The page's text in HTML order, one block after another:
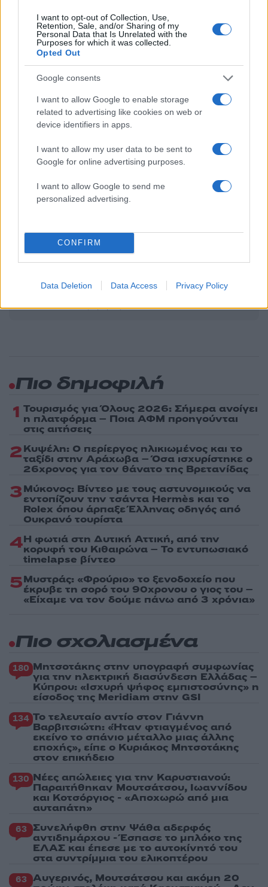
I want to opt-out of Collection, Use,
Retention, Sale, and/or Sharing of my
Personal Data that Is Unrelated with the
Purposes for which it was collected.
Opted Out
Google consents
I want to allow Google to enable storage
related to advertising like cookies on web or
device identifiers in apps.
I want to allow my user data to be sent to
Google for online advertising purposes.
I want to allow Google to send me
personalized advertising.
CONFIRM
Data Deletion Data Access Privacy Policy
Σχολίασε εδώ
50 /50
Υποβολή σχολίου
Όροι Χρήσης. Το site προστατεύεται από reCAPTCHA, ισχύουν
Πολιτική Απορρήτου
& Όροι Χρήσης
ΠΑΣΟΚ
ΨΗΦΟΦΟΡΙΑ
Share:
Ακολουθήστε το Νewsit.gr στοGoogle Newsκαι
τελευταία νέατης ημέρας
Πιο δημοφιλή
1 Τουρισμός για Όλους 2026: Σήμερα ανοίγει
η πλατφόρμα – Ποια ΑΦΜ προηγούνται
στις αιτήσεις
2Κυψέλη: Ο περίεργος ηλικιωμένος και το
ταξίδι στην Αράχωβα – Όσα ισχυρίστηκε ο
26χρονος για τον θάνατο της Βρετανίδας
3Μύκονος: Βίντεο με τους αστυνομικούς να
εντοπίζουν την τσάντα Hermès και το
Rolex όπου άρπαξε Έλληνας οδηγός από
Ουκρανό τουρίστα
4Η φωτιά στη Δυτική Αττική, από την
κορυφή του Κιθαιρώνα – Το εντυπωσιακό
timelapse βίντεο
5Μυστράς: «Φρούριο» το ξενοδοχείο που
έκρυβε τη σορό του 90χρονου ο γιος του –
«Είχαμε να τον δούμε πάνω από 3 χρόνια»
Πιο σχολιασμένα
180 Μητσοτάκης στην υπογραφή συμφωνίας
για την ηλεκτρική διασύνδεση Ελλάδας –
Κύπρου: «Ισχυρή ψήφος εμπιστοσύνης» η
είσοδος της Meridiam στην GSI
134 Το τελευταίο αντίο στον Γιάννη
Βαρβιτσιώτη: «Ήταν φτιαγμένος από
εκείνο το σπάνιο μέταλλο μιας άλλης
εποχής», είπε ο Κυριάκος Μητσοτάκης
στον επικήδειο
130 Νέες απώλειες για την Καρυστιανού:
Παραιτήθηκαν Μουτσάτσου, Ιωαννίδου
και Κοτσόργιος - «Αποχωρώ από μια
αυταπάτη»
63 Συνελήφθη στην Ψάθα αδερφός
αντιδημάρχου - Έσπασε το μπλόκο της
ΕΛΑΣ και έπεσε με το αυτοκίνητό του
στα συντρίμμια του ελικοπτέρου
63 Αυγερινός, Μουτσάτσου και ακόμη 20